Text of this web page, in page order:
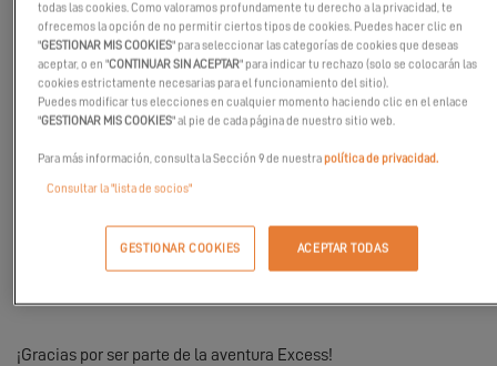
¡Gracias por ser parte de la aventura Excess!
todas las cookies. Como valoramos profundamente tu derecho a la privacidad, te
ofrecemos la opción de no permitir ciertos tipos de cookies. Puedes hacer clic en
"GESTIONAR MIS COOKIES" para seleccionar las categorías de cookies que deseas
aceptar, o en "CONTINUAR SIN ACEPTAR" para indicar tu rechazo (solo se colocarán las
cookies estrictamente necesarias para el funcionamiento del sitio).
Puedes modificar tus elecciones en cualquier momento haciendo clic en el enlace
"GESTIONAR MIS COOKIES" al pie de cada página de nuestro sitio web.
Para más información, consulta la Sección 9 de nuestrapolítica de privacidad.
Consultar la "lista de socios"
GESTIONAR COOKIES ACEPTAR TODAS